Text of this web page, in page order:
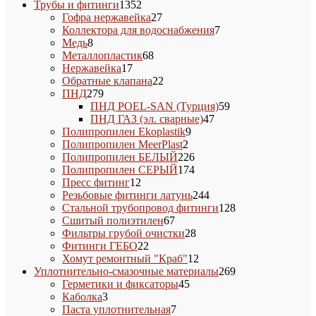
Трубы и фитинги1352
товара
Гофра нержавейка2727
товаров
Коллектора для водоснабжения77
Медь88
товаров
Металлопластик6868
Нержавейка1717
товаров
Обратные клапана22
ПНД279279
товаров
ПНД POEL-SAN (Турция)5959
ПНД ГАЗ (эл. сварные)4747
Полипропилен Ekoplastik99
Полипропилен MeerPlast2
товара
Полипропилен БЕЛЫЙ226226
товаров
Полипропилен СЕРЫЙ174174
Пресс фитинг12
товаров
Резьбовые фитинги латунь244244
товара
Стальной трубопровод фитинги128128
Сшитый полиэтилен6767
товаров
Фильтры грубой очистки2828
Фитинги ГЕБО22
товара
Хомут ремонтный "Краб"12
товаров
Уплотнительно-смазочные материалы269269
Герметики и фиксаторы4545
Каболка33
товара
Паста уплотнительная77